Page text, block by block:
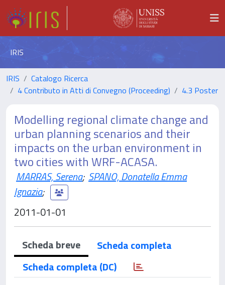
IRIS
IRIS
Catalogo Ricerca
4 Contributo in Atti di Convegno (Proceeding)
4.3 Poster
Modelling regional climate change and
urban planning scenarios and their
impacts on the urban environment in
two cities with WRF-ACASA.
MARRAS, Serena; SPANO, Donatella Emma
Ignazia;
2011-01-01
Scheda breve
Scheda completa
Scheda completa (DC)